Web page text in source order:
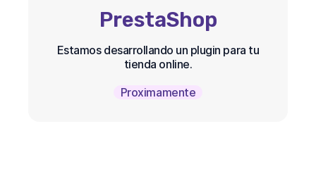
PrestaShop
Estamos desarrollando un plugin para tu
tienda online.
Proximamente